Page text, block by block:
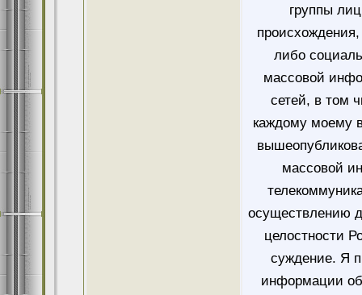
группы
либо
массовой
сетей, в том
каждому моему
массовой
осуществлению
целостности
суждение. Я
информации